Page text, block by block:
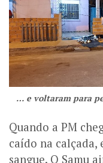
… e voltaram para
Quando a PM
caído na calçada,
sangue. O Samu